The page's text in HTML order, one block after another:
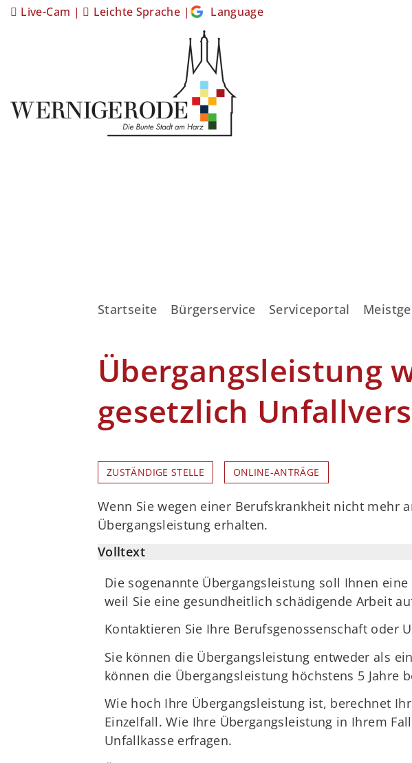
Live-Cam | Leichte Sprache | Language
Startseite Bürgerservice Serviceportal
Übergangsleistung
gesetzlich
ZUSTÄNDIGE STELLE ONLINE-ANTRÄGE
Wenn Sie wegen einer Berufskrankheit nicht mehr
Übergangsleistung erhalten.
Volltext
Die sogenannte Übergangsleistung soll Ihnen
weil Sie eine gesundheitlich schädigende Arbeit
Kontaktieren Sie Ihre Berufsgenossenschaft oder
Sie können die Übergangsleistung entweder als
können die Übergangsleistung höchstens 5 Jahre
Wie hoch Ihre Übergangsleistung ist, berechnet
Einzelfall. Wie Ihre Übergangsleistung in Ihrem
Unfallkasse erfragen.